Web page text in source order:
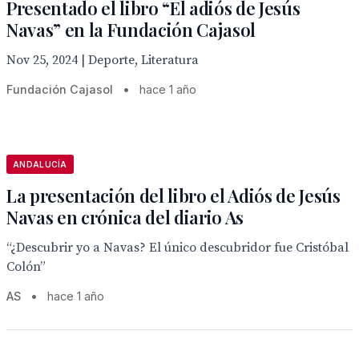
Presentado el libro “El adiós de Jesús
Navas” en la Fundación Cajasol
Nov 25, 2024 | Deporte, Literatura
Fundación Cajasol • hace 1 año
ANDALUCÍA
La presentación del libro el Adiós de Jesús
Navas en crónica del diario As
“¿Descubrir yo a Navas? El único descubridor fue Cristóbal
Colón”
AS • hace 1 año